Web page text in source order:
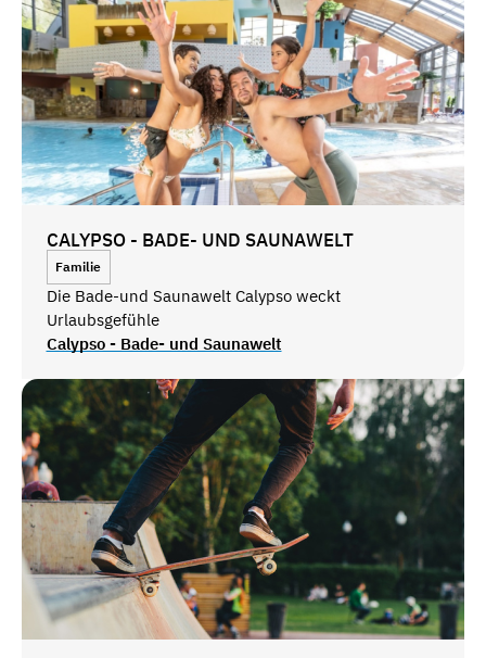
CALYPSO - BADE- UND SAUNAWELT
Familie
Die Bade-und Saunawelt Calypso weckt
Urlaubsgefühle
Calypso - Bade- und Saunawelt